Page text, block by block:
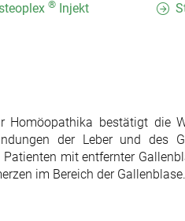
® Injekt
Homöopathika bestätigt die
der Leber und des
mit entfernter
im Bereich der Gallenblase.